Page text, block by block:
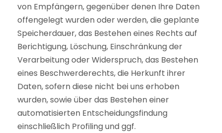
von Empfängern, gegenüber denen Ihre Daten
offengelegt wurden oder werden, die geplante
Speicherdauer, das Bestehen eines Rechts auf
Berichtigung, Löschung, Einschränkung der
Verarbeitung oder Widerspruch, das Bestehen
eines Beschwerderechts, die Herkunft ihrer
Daten, sofern diese nicht bei uns erhoben
wurden, sowie über das Bestehen einer
automatisierten Entscheidungsfindung
einschließlich Profiling und ggf.